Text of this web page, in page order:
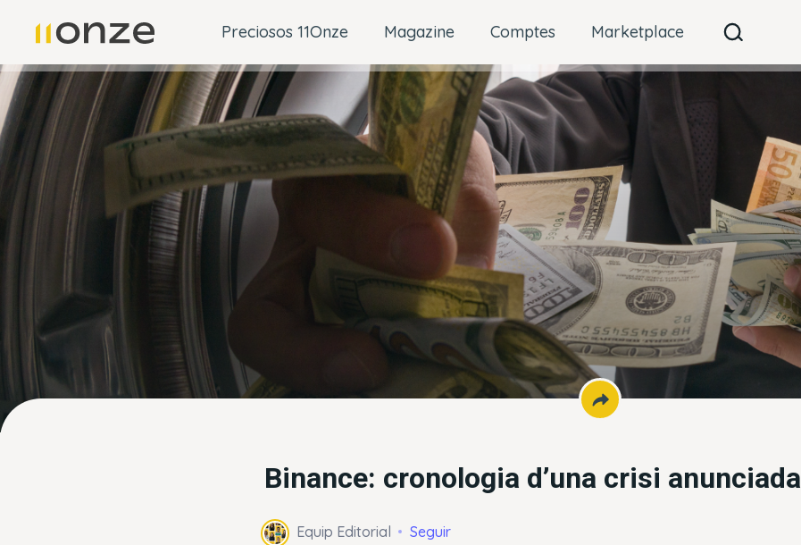
Preciosos 11Onze Magazine Comptes Marketplace
Binance: cronologia d’una crisi anunciada
Equip Editorial
Seguir